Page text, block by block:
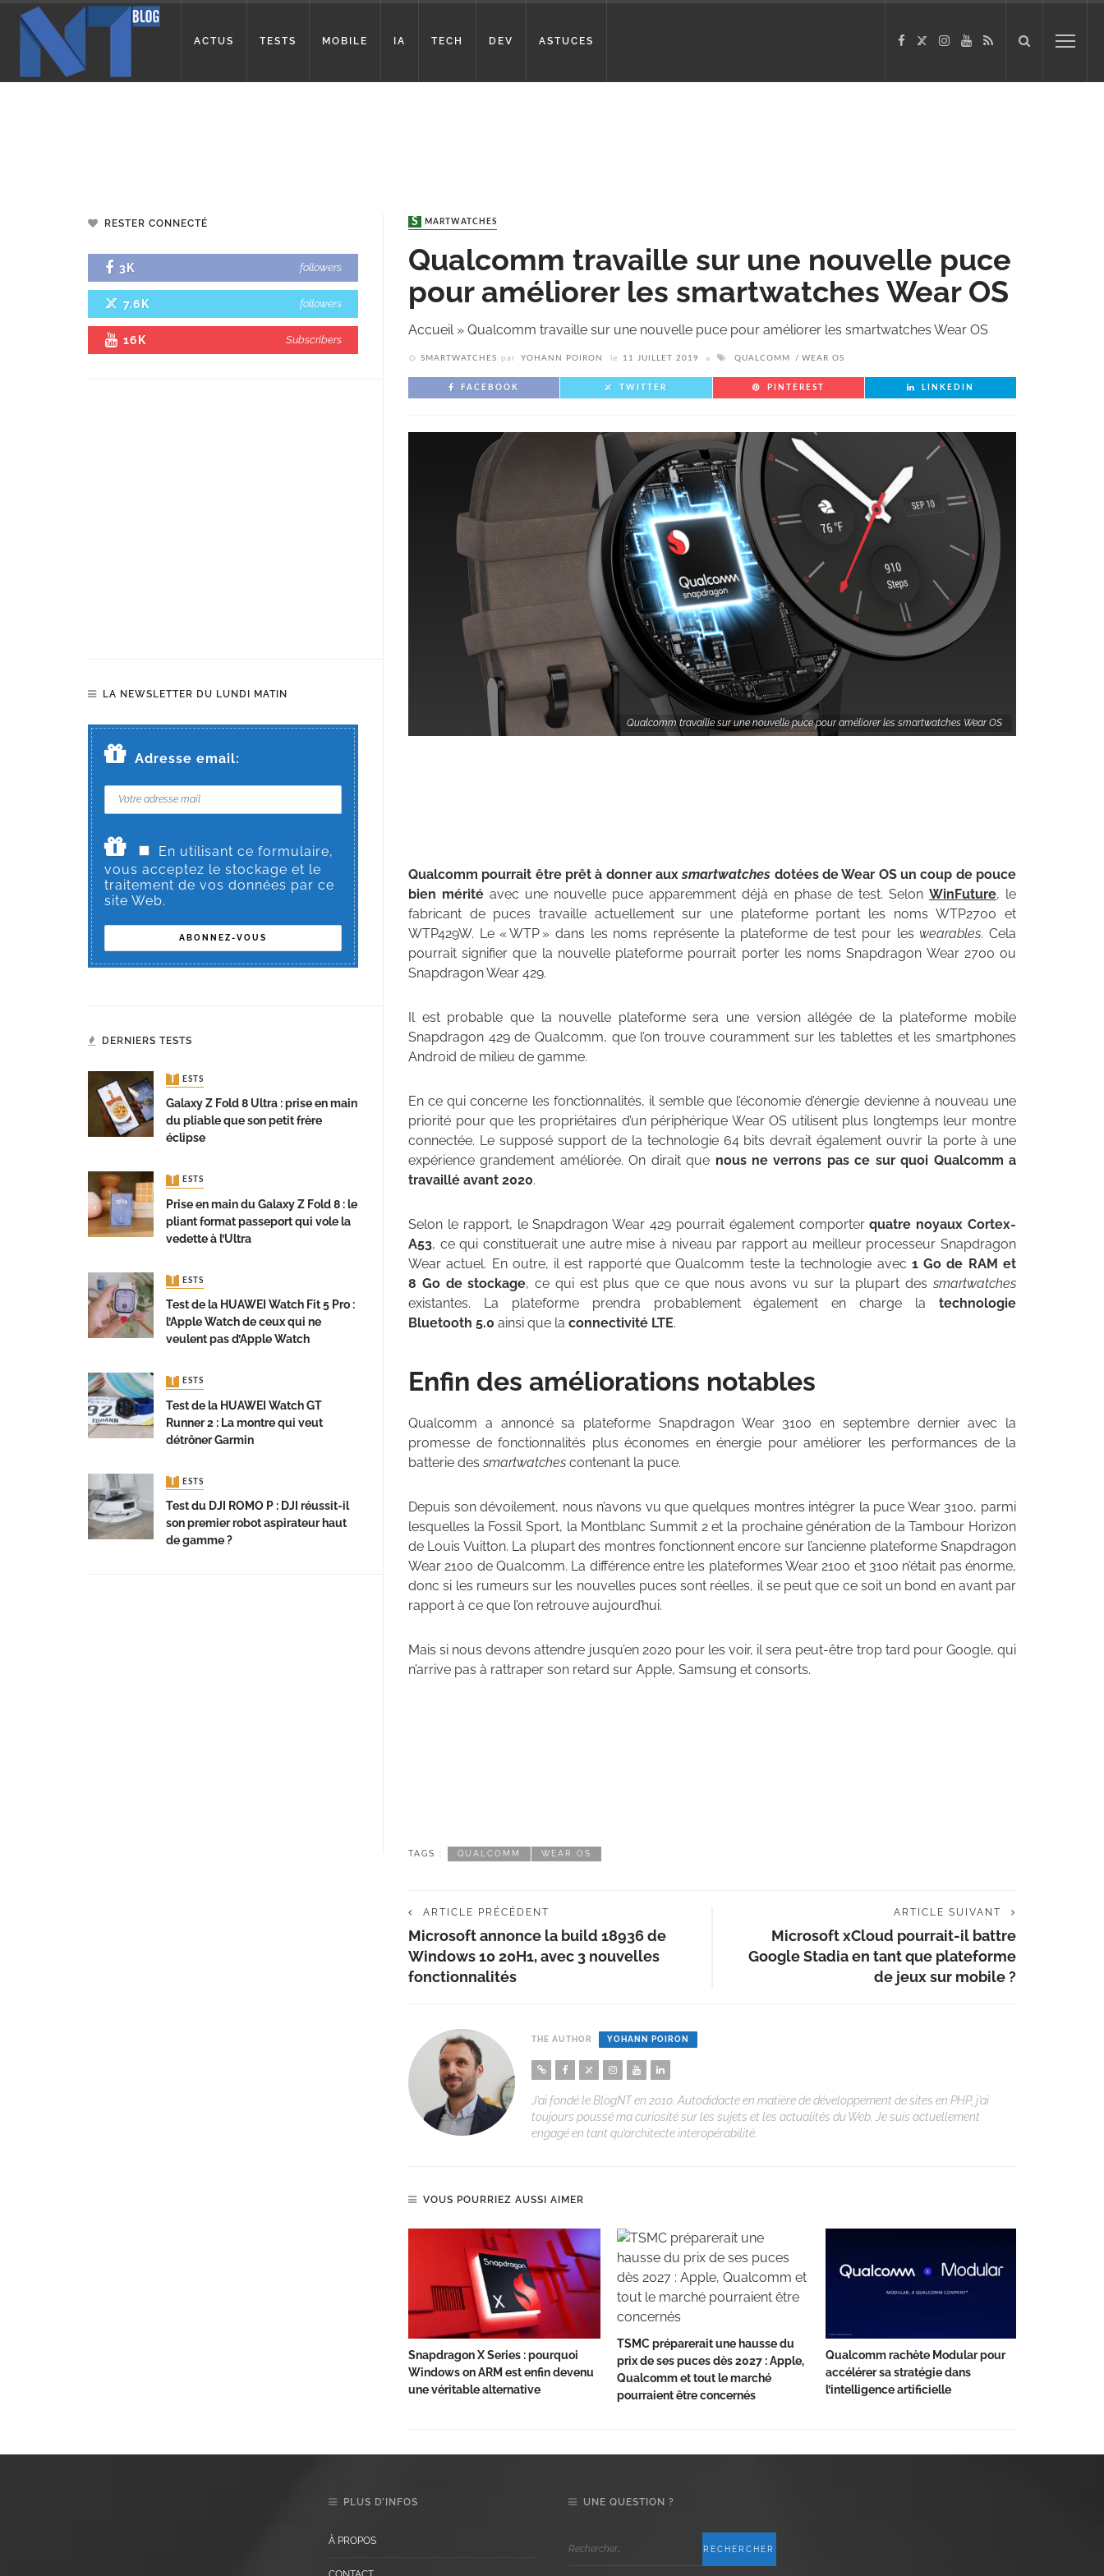
ACTUS TESTS MOBILE IA TECH DEV ASTUCES
SMARTWATCHES
Qualcomm travaille sur une nouvelle puce
pour améliorer les smartwatches Wear OS
Accueil» Qualcomm travaille sur une nouvelle puce pour améliorer les smartwatches Wear OS
SMARTWATCHES par YOHANN POIRON le 11 JUILLET 2019 QUALCOMM WEAR OS
FACEBOOK TWITTER PINTEREST LINKEDIN
Qualcomm travaille sur une nouvelle puce pour améliorer les smartwatches Wear OS
Qualcomm pourrait être prêt à donner auxsmartwatches dotées de Wear OS un coup de pouce
bien mérité avec une nouvelle puce apparemment déjà en phase de test. Selon WinFuture, le
fabricant de puces travaille actuellement sur une plateforme portant les noms WTP2700 et
WTP429W. Le « WTP » dans les noms représente la plateforme de test pour les wearables. Cela
pourrait signifier que la nouvelle plateforme pourrait porter les noms Snapdragon Wear 2700 ou
Snapdragon Wear 429.
Il est probable que la nouvelle plateforme sera une version allégée de la plateforme mobile
Snapdragon 429 de Qualcomm, que l’on trouve couramment sur les tablettes et les smartphones
Android de milieu de gamme.
En ce qui concerne les fonctionnalités, il semble que l’économie d’énergie devienne à nouveau une
priorité pour que les propriétaires d’un périphérique Wear OS utilisent plus longtemps leur montre
connectée. Le supposé support de la technologie 64 bits devrait également ouvrir la porte à une
expérience grandement améliorée. On dirait que nous ne verrons pas ce sur quoi Qualcomm a
travaillé avant 2020.
Selon le rapport, le Snapdragon Wear 429 pourrait également comporterquatre noyaux Cortex-
A53, ce qui constituerait une autre mise à niveau par rapport au meilleur processeur Snapdragon
Wear actuel. En outre, il est rapporté que Qualcomm teste la technologie avec 1 Go de RAM et
8 Go de stockage, ce qui est plus que ce que nous avons vu sur la plupart dessmartwatches
existantes.
La plateforme prendra probablement également en charge latechnologie
Bluetooth 5.0 ainsi que la connectivité LTE.
Enfin des améliorations notables
Qualcomm a annoncé sa plateforme Snapdragon Wear 3100 en septembre dernier avec la
promesse de fonctionnalités plus économes en énergie pour améliorer les performances de la
batterie des smartwatches contenant la puce.
Depuis son dévoilement, nous n’avons vu que quelques montres intégrer la puce Wear 3100, parmi
lesquelles la Fossil Sport, la Montblanc Summit 2 et la prochaine génération de la Tambour Horizon
de Louis Vuitton. La plupart des montres fonctionnent encore sur l’ancienne plateforme Snapdragon
Wear 2100 de Qualcomm. La différence entre les plateformes Wear 2100 et 3100 n’était pas énorme,
donc si les rumeurs sur les nouvelles puces sont réelles, il se peut que ce soit un bond en avant par
rapport à ce que l’on retrouve aujourd’hui.
Mais si nous devons attendre jusqu’en 2020 pour les voir, il sera peut-être trop tard pour Google, qui
n’arrive pas à rattraper son retard sur Apple, Samsung et consorts.
TAGS : QUALCOMM WEAR OS
ARTICLE PRÉCÉDENT
Microsoft annonce la build 18936 de
Windows 10 20H1, avec 3 nouvelles
fonctionnalités
ARTICLE SUIVANT
Microsoft xCloud pourrait-il battre
Google Stadia en tant que plateforme
de jeux sur mobile ?
THE AUTHOR YOHANN POIRON
J’ai fondé le BlogNT en 2010. Autodidacte en matière de développement de sites en PHP, j’ai
toujours poussé ma curiosité sur les sujets et les actualités du Web. Je suis actuellement
engagé en tant qu’architecte interopérabilité.
VOUS POURRIEZ AUSSI AIMER
Snapdragon X Series : pourquoi
Windows on ARM est enfin devenu
une véritable alternative
TSMC préparerait une hausse du
prix de ses puces dès 2027 : Apple,
Qualcomm et tout le marché
pourraient être concernés
Qualcomm rachète Modular pour
accélérer sa stratégie dans
l’intelligence artificielle
RESTER CONNECTÉ
3K followers
7.6K followers
16K Subscribers
LA NEWSLETTER DU LUNDI MATIN
Adresse email:
En utilisant ce formulaire,
vous acceptez le stockage et le
traitement de vos données par ce
site Web.
DERNIERS TESTS
TESTS
Galaxy Z Fold 8 Ultra : prise en main
du pliable que son petit frère
éclipse
TESTS
Prise en main du Galaxy Z Fold 8 : le
pliant format passeport qui vole la
vedette à l’Ultra
TESTS
Test de la HUAWEI Watch Fit 5 Pro :
l’Apple Watch de ceux qui ne
veulent pas d’Apple Watch
TESTS
Test de la HUAWEI Watch GT
Runner 2 : La montre qui veut
détrôner Garmin
TESTS
Test du DJI ROMO P : DJI réussit-il
son premier robot aspirateur haut
de gamme ?
PLUS D’INFOS
À PROPOS
UNE QUESTION ?